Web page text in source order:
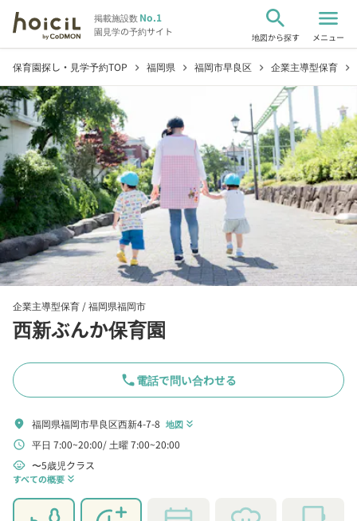
掲載施設数No.1
園見学の予約サイト
search
地図から探す
menu
メニュー
保育園探し・見学予約TOP chevron_right 福岡県 chevron_right 福岡市早良区 chevron_right 企業主導型保育 chevron_right
企業主導型保育 /福岡県福岡市
西新ぶんか保育園
phone電話で問い合わせる
location_on 福岡県福岡市早良区西新4-7-8 地図 keyboard_double_arrow_down
schedule 平日 7:00~20:00 土曜 7:00~20:00
child_care 〜5歳児クラス
すべての概要 keyboard_double_arrow_down